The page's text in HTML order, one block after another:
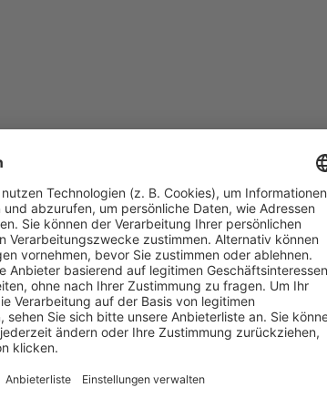
COMPAMED Homepage FAQ